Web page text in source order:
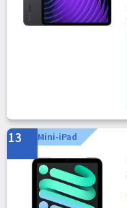
13 Mini-iPad